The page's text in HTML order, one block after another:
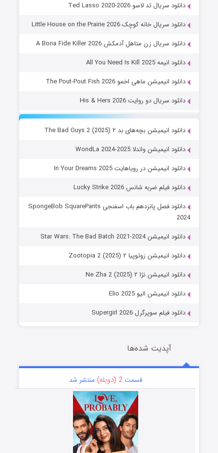
دانلود سریال تد لاسو Ted Lasso 2020-2026
دانلود سریال خانه کوچک Little House on the Prairie 2026
دانلود سریال زن متاهل آدمکش A Bona Fide Killer 2026
دانلود انیمه All You Need Is Kill 2025
دانلود انیمیشن ماهی اخمو The Pout-Pout Fish 2026
دانلود سریال دو روایت His & Hers 2026
دانلود انیمیشن بچه‌های بد ۲ The Bad Guys 2 (2025)
دانلود انیمیشن واندلا WondLa 2024-2025
دانلود انیمیشن در رویاهایت In Your Dreams 2025
دانلود فیلم ضربه شانس Lucky Strike 2026
دانلود فصل پانزدهم باب اسفنجی SpongeBob SquarePants
2024
دانلود انیمیشن Star Wars: The Bad Batch 2021-2024
دانلود انیمیشن زوتوپیا ۲ Zootopia 2 (2025)
دانلود انیمیشن نژا ۲ Ne Zha 2 (2025)
دانلود انیمیشن الیو Elio 2025
دانلود فیلم سوپرگرل Supergirl 2026
آپدیت شده‌ها
قسمت2 (دوبله) منتشر شد